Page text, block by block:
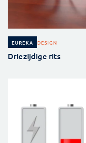
EUREKA DESIGN
Driezijdige rits